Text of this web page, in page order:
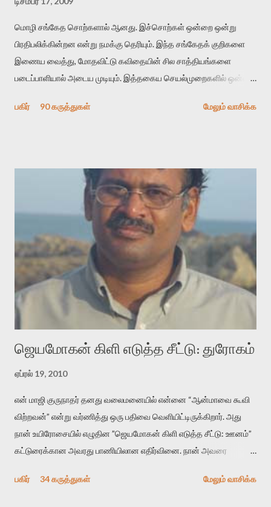
மொழி சங்கேத சொற்களால் ஆனது. இச்சொற்கள் ஒன்றை ஒன்று
பிரதிபலிக்கின்றன என்று நமக்கு தெரியும். இந்த சங்கேதக் குறிகளை
இணைய வைத்து, மோதவிட்டு கவிதையின் சில சாத்தியங்களை
படைப்பாளியால் அடைய முடியும். இத்தகைய செயல்முறைகளில் ஒன்றை
காலத்தில் ஜாலவித்தைக்காரர்கள் வந்து போன பின் அவர்களின்
அதிகமாக்கும். கொல்லாது. ஒரு கனவை மீட்டெடுப்பதன் நோக்கம்
என்னவாக இருக்கும்? கவிதையின் அரூப இயக்கத்தை பொதுவயமாக
வடிக்க முயல்வதும் அதற்கே. கோயில் கருவறையின்
மென்வெளிச்சத்தில் நுண்பேசியின் படக்கருவியை இயக்கி சாத்தி
வைத்து விட்டு இயக்கத்தை அறிவோம். அறிதல் அபச்சாரமில்லை.
பயணப் படிமம் என்பது காக்னிடிவ் பொயடிக்ஸ் எனும் சமகால
விமர்சனத்தின் ஒரு முக்கிய கருவி. இக்கருவியை மனுஷ்யபுத்திரனின்
“காலை வணக்கங்கள்” எனும் ஒரு கவிதையில் சொருகப் போகிறோம்.
முதலில் கருவியை பழகுவோம். அன்றாட மொழியில் ஒன்று ம...
பகிர் 90 கருத்துகள் மேலும் வாசிக்க
ஜெயமோகன் கிளி எடுத்த சீட்டு: துரோகம்
ஏப்ரல் 19, 2010
என் மாஜி குருநாதர் தனது வலைமனையில் என்னை “ஆன்மாவை கூவி
விற்றவன்” என்று வர்ணித்து ஒரு பதிவை வெளியிட்டிருக்கிறார். அது
நான் உயிரோசையில் எழுதின ”ஜெயமோகன் கிளி எடுத்த சீட்டு: ஊனம்”
கட்டுரைக்கான அவரது பாணியிலான எதிர்வினை. நான் அவரை
பதிவை படித்த நண்பர்கள் பலரும் அவருக்காக இரக்கப்பட்டார்கள்.
பகிர் 34 கருத்துகள் மேலும் வாசிக்க